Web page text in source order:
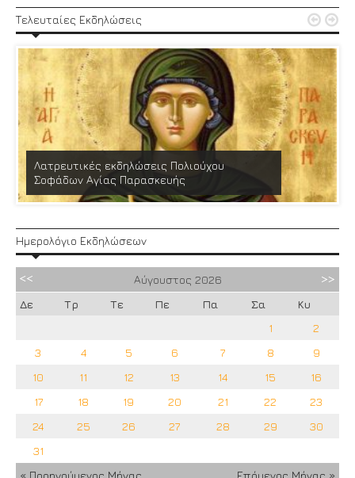
Τελευταίες Εκδηλώσεις
Λατρευτικές εκδηλώσεις Πολιούχου
Σοφάδων Αγίας Παρασκευής
 
Ημερολόγιο Εκδηλώσεων
Αύγουστος 2026
Δε
Τρ Τε Πε Πα Σα
Κυ
1
2
3
4 5 6 7 8
9
10
11 12 13 14 15
16
17
18 19 20 21 22
23
24
25 26 27 28 29
30
31